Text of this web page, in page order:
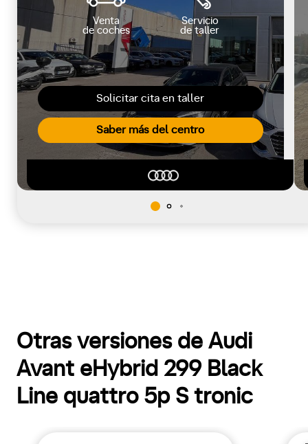
Solicitar cita en taller
Saber más del centro
Venta
de coches
Servicio
de taller
Otras versiones de Audi
Avant eHybrid 299 Black
Line quattro 5p S tronic